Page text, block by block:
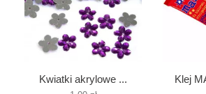
Kwiatki akrylowe ... Klej